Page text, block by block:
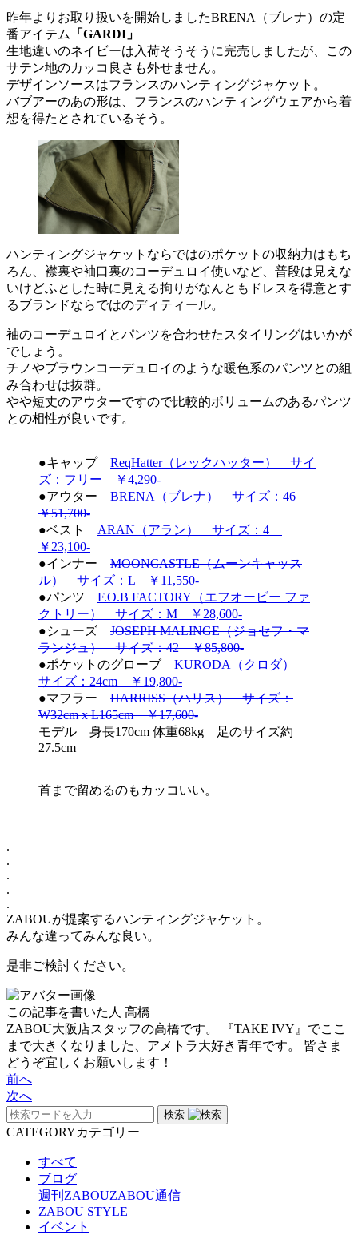
昨年よりお取り扱いを開始しましたBRENA（ブレナ）の定
番アイテム
「GARDI」
生地違いのネイビーは入荷そうそうに完売しましたが、この
サテン地のカッコ良さも外せません。
デザインソースはフランスのハンティングジャケット。
バブアーのあの形は、フランスのハンティングウェアから着
想を得たとされているそう。
ハンティングジャケットならではのポケットの収納力はもち
ろん、襟裏や袖口裏のコーデュロイ使いなど、普段は見えな
いけどふとした時に見える拘りがなんともドレスを得意とす
るブランドならではのディティール。
袖のコーデュロイとパンツを合わせたスタイリングはいかが
でしょう。
チノやブラウンコーデュロイのような暖色系のパンツとの組
み合わせは抜群。
やや短丈のアウターですので比較的ボリュームのあるパンツ
との相性が良いです。
●キャップ ReqHatter（レックハッター） サイ
ズ：フリー ￥4,290-
●アウター BRENA（ブレナ） サイズ：46
￥51,700-
●ベスト ARAN（アラン） サイズ：4
￥23,100-
●インナー MOONCASTLE（ムーンキャッス
ル） サイズ：L ￥11,550-
●パンツ F.O.B FACTORY（エフオービー ファ
クトリー） サイズ：M ￥28,600-
●シューズ JOSEPH MALINGE（ジョセフ・マ
ランジュ） サイズ：42 ￥85,800-
●ポケットのグローブ KURODA（クロダ）
サイズ：24cm ￥19,800-
●マフラー HARRISS（ハリス） サイズ：
W32cm x L165cm ￥17,600-
モデル 身長170cm 体重68kg 足のサイズ約
27.5cm
首まで留めるのもカッコいい。
.
.
.
.
.
ZABOUが提案するハンティングジャケット。
みんな違ってみんな良い。
是非ご検討ください。
この記事を書いた人 高橋
ZABOU大阪店スタッフの高橋です。 『TAKE IVY』でここ
まで大きくなりました、アメトラ大好き青年です。 皆さま
どうぞ宜しくお願いします！
前へ
次へ
検索
CATEGORYカテゴリー
すべて
ブログ
週刊ZABOUZABOU通信
ZABOU STYLE
イベント